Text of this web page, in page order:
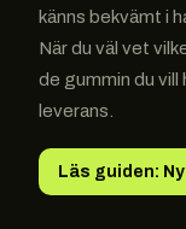
känns bekvämt i
När du väl vet
de gummin du vill
leverans.
Läs guiden: